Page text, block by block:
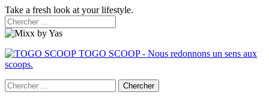
Take a fresh look at your lifestyle.
TOGO SCOOP - Nous redonnons un sens aux
scoops.